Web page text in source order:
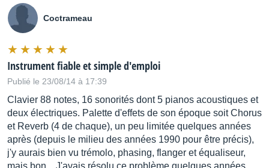
Coctrameau
Instrument fiable et simple d'emploi
Publié le 23/08/14 à 17:39
Clavier 88 notes, 16 sonorités dont 5 pianos acoustiques et
deux électriques. Palette d'effets de son époque soit Chorus
et Reverb (4 de chaque), un peu limitée quelques années
après (depuis le milieu des années 1990 pour être précis),
j'y aurais bien vu trémolo, phasing, flanger et équaliseur,
mais bon... J'avais résolu ce problème quelques années